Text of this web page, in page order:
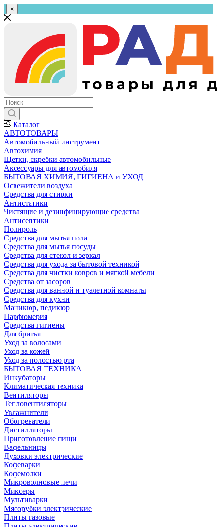
×
Каталог
АВТОТОВАРЫ
Автомобильный инструмент
Автохимия
Щетки, скребки автомобильные
Аксессуары для автомобиля
БЫТОВАЯ ХИМИЯ, ГИГИЕНА и УХОД
Освежители воздуха
Средства для стирки
Антистатики
Чистящие и дезинфицирующие средства
Антисептики
Полироль
Средства для мытья пола
Средства для мытья посуды
Средства для стекол и зеркал
Средства для ухода за бытовой техникой
Средства для чистки ковров и мягкой мебели
Средства от засоров
Средства для ванной и туалетной комнаты
Средства для кухни
Маникюр, педикюр
Парфюмерия
Средства гигиены
Для бритья
Уход за волосами
Уход за кожей
Уход за полостью рта
БЫТОВАЯ ТЕХНИКА
Инкубаторы
Климатическая техника
Вентиляторы
Тепловентиляторы
Увлажнители
Обогреватели
Дистилляторы
Приготовление пищи
Вафельницы
Духовки электрические
Кофеварки
Кофемолки
Микроволновые печи
Миксеры
Мультиварки
Мясорубки электрические
Плиты газовые